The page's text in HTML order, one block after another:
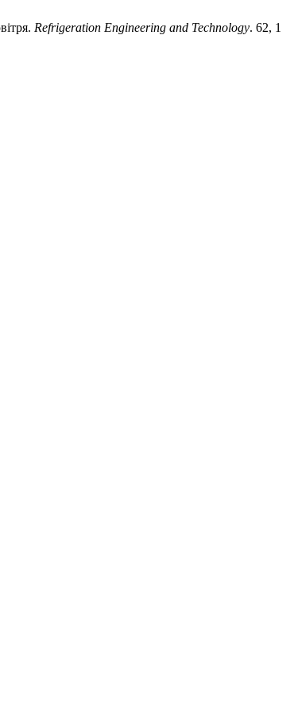
Refrigeration Engineering and Technology. 62, 1